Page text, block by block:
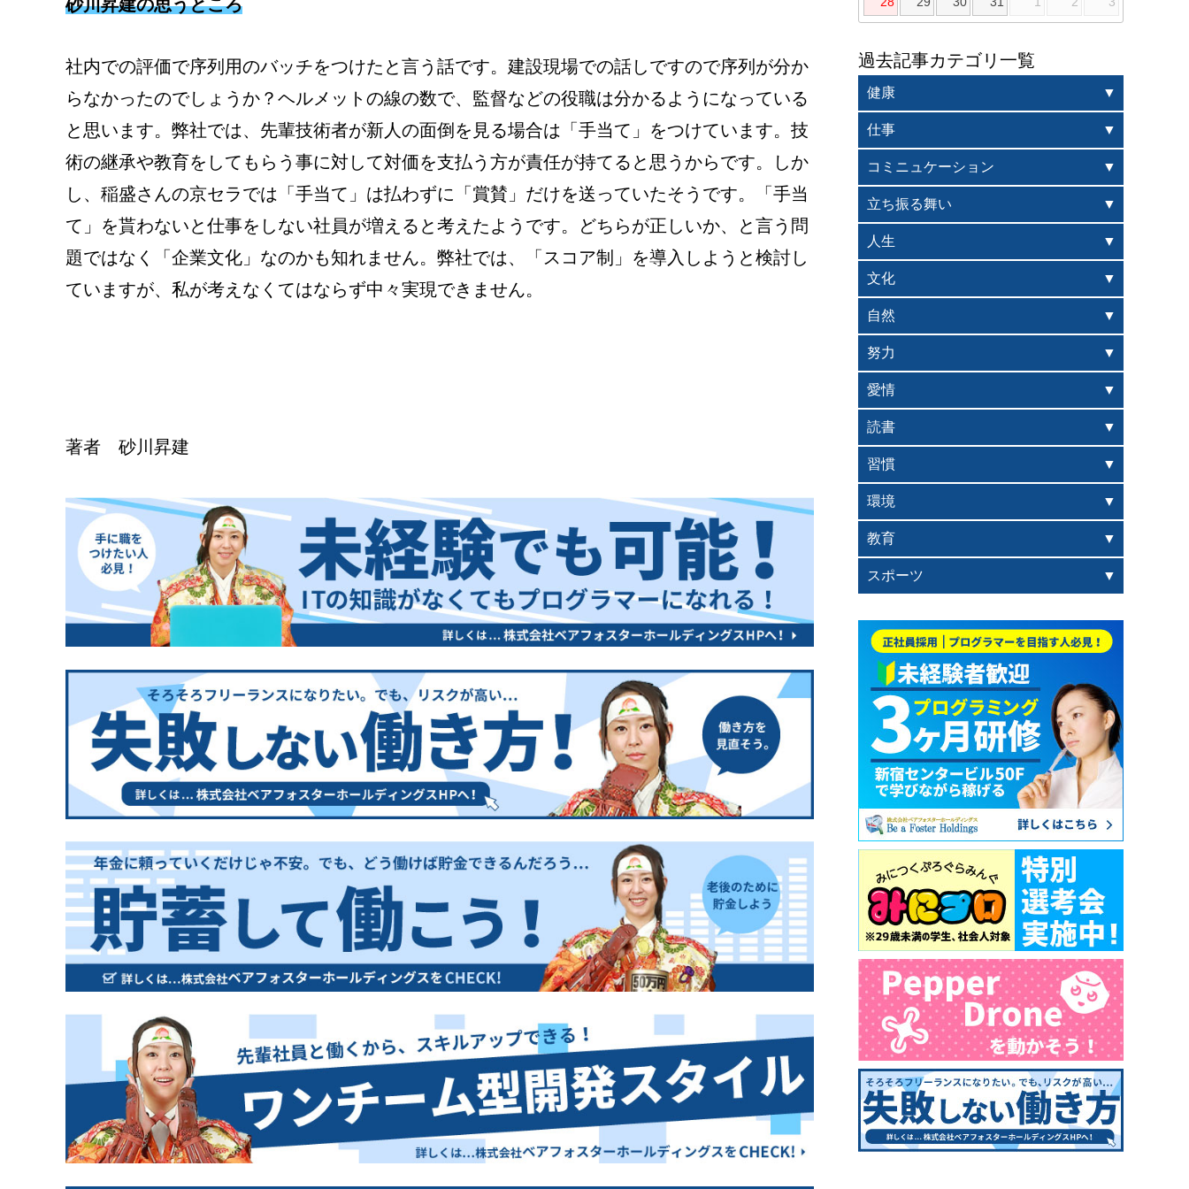
砂川昇建の思うところ
社内での評価で序列用のバッチをつけたと言う話です。建設現場での話しですので序列が分か
らなかったのでしょうか？ヘルメットの線の数で、監督などの役職は分かるようになっている
と思います。弊社では、先輩技術者が新人の面倒を見る場合は「手当て」をつけています。技
術の継承や教育をしてもらう事に対して対価を支払う方が責任が持てると思うからです。しか
し、稲盛さんの京セラでは「手当て」は払わずに「賞賛」だけを送っていたそうです。「手当
て」を貰わないと仕事をしない社員が増えると考えたようです。どちらが正しいか、と言う問
題ではなく「企業文化」なのかも知れません。弊社では、「スコア制」を導入しようと検討し
ていますが、私が考えなくてはならず中々実現できません。
著者 砂川昇建
過去記事カテゴリ一覧
健康
仕事
コミニュケーション
立ち振る舞い
人生
文化
自然
努力
愛情
読書
習慣
環境
教育
スポーツ